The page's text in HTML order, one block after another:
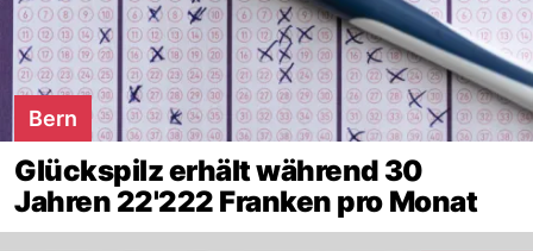
Bern
Glückspilz erhält während 30
Jahren 22'222 Franken pro Monat